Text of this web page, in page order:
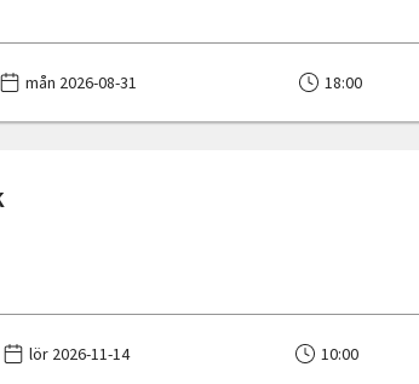
mån 2026-08-31 18:00
lör 2026-11-14 10:00